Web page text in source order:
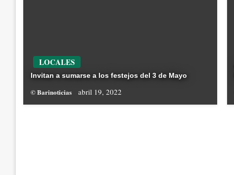
LOCALES
Invitan a sumarse a los festejos del 3 de Mayo
© Barinoticias abril 19, 2022